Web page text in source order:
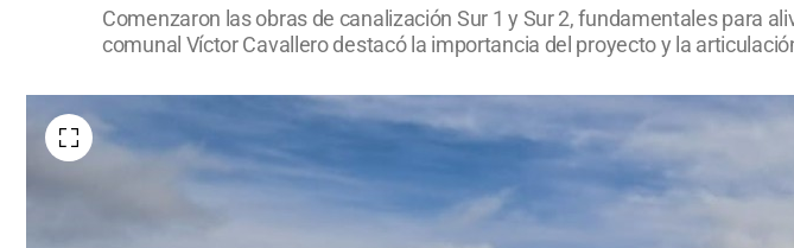
Comenzaron las obras de canalización Sur 1 y Sur 2, fundamentales para
comunal Víctor Cavallero destacó la importancia del proyecto y la